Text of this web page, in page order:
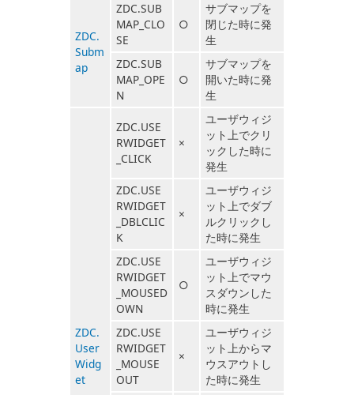
ZDC.
Subm
ap
ZDC.SUB
MAP_CLO
SE
○
サブマップを
閉じた時に発
生
ZDC.SUB
MAP_OPE
N
○
サブマップを
開いた時に発
生
ZDC.
User
Widg
et
ZDC.USE
RWIDGET
_CLICK
×
ユーザウィジ
ット上でクリ
ックした時に
発生
ZDC.USE
RWIDGET
_DBLCLIC
K
×
ユーザウィジ
ット上でダブ
ルクリックし
た時に発生
ZDC.USE
RWIDGET
_MOUSED
OWN
○
ユーザウィジ
ット上でマウ
スダウンした
時に発生
ZDC.USE
RWIDGET
_MOUSE
OUT
×
ユーザウィジ
ット上からマ
ウスアウトし
た時に発生